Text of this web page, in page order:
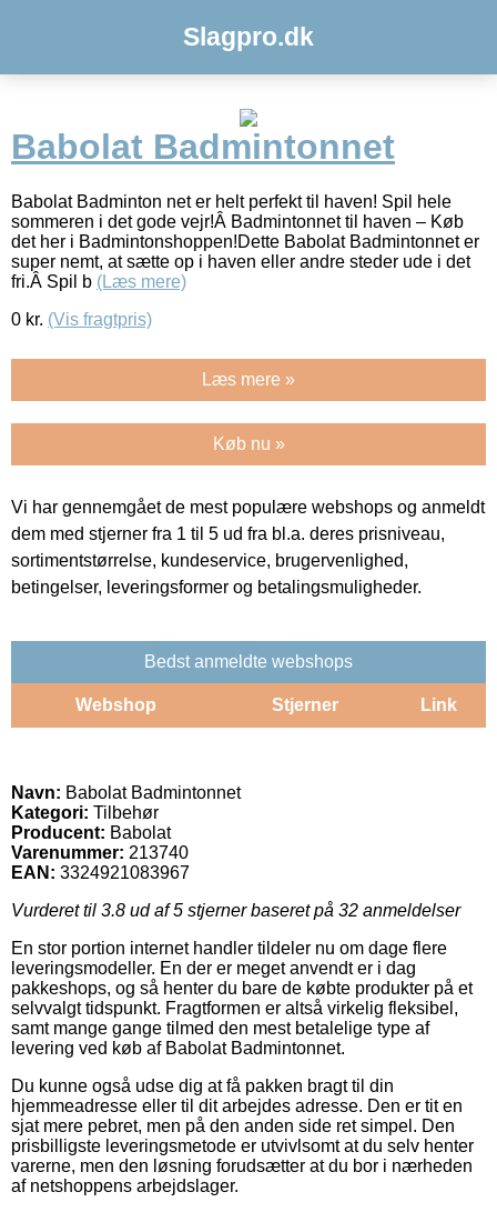
Slagpro.dk
Babolat Badmintonnet
Babolat Badminton net er helt perfekt til haven! Spil hele
sommeren i det gode vejr!Â Badmintonnet til haven – Køb
det her i Badmintonshoppen!Dette Babolat Badmintonnet er
super nemt, at sætte op i haven eller andre steder ude i det
fri.Â Spil b (Læs mere)
0 kr. (Vis fragtpris)
Læs mere »
Køb nu »
Vi har gennemgået de mest populære webshops og anmeldt
dem med stjerner fra 1 til 5 ud fra bl.a. deres prisniveau,
sortimentstørrelse, kundeservice, brugervenlighed,
betingelser, leveringsformer og betalingsmuligheder.
Bedst anmeldte webshops
Webshop Stjerner Link
Navn: Babolat Badmintonnet
Kategori: Tilbehør
Producent: Babolat
Varenummer: 213740
EAN: 3324921083967
Vurderet til 3.8 ud af 5 stjerner baseret på 32 anmeldelser
En stor portion internet handler tildeler nu om dage flere
leveringsmodeller. En der er meget anvendt er i dag
pakkeshops, og så henter du bare de købte produkter på et
selvvalgt tidspunkt. Fragtformen er altså virkelig fleksibel,
samt mange gange tilmed den mest betalelige type af
levering ved køb af Babolat Badmintonnet.
Du kunne også udse dig at få pakken bragt til din
hjemmeadresse eller til dit arbejdes adresse. Den er tit en
sjat mere pebret, men på den anden side ret simpel. Den
prisbilligste leveringsmetode er utvivlsomt at du selv henter
varerne, men den løsning forudsætter at du bor i nærheden
af netshoppens arbejdslager.